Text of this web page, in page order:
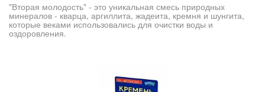
"Вторая молодость" - это уникальная смесь природных
минералов - кварца, аргиллита, жадеита, кремня и шунгита,
которые веками использовались для очистки воды и
оздоровления.